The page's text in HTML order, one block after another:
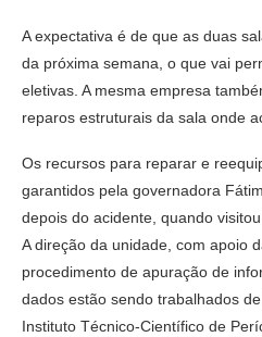
A expectativa é de que as duas
da próxima semana, o que vai
eletivas. A mesma empresa
reparos estruturais da sala onde
Os recursos para reparar e
garantidos pela governadora
depois do acidente, quando
A direção da unidade, com apoio
procedimento de apuração de
dados estão sendo trabalhados
Instituto Técnico-Científico de